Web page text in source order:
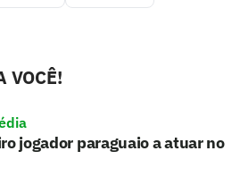
VOCÊ!
jogador paraguaio a atuar no